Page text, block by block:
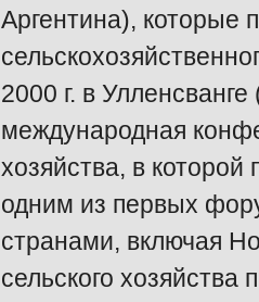
Аргентина), которые
2000 г. в
международная
хозяйства, в
одним из первых
странами, включая
сельского